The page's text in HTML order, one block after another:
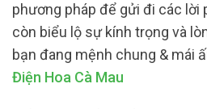
phương pháp để gửi đi các lời
còn biểu lộ sự kính trọng và
bạn đang mệnh chung & mái
Điện Hoa Cà Mau